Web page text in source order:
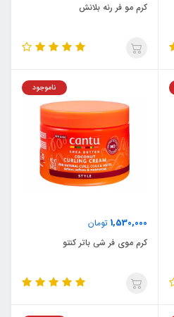
کرم مو فر رنه بلانش
1,530,000 تومان
ناموجود
کرم موی فر شی باتر کنتو